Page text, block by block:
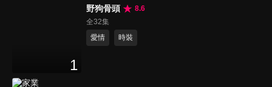
1
野狗骨頭
8.6
全32集
愛情
時裝